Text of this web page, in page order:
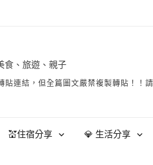
結，但全篇圖文嚴禁複製轉貼！！
💒住宿分享 💎 生活分享